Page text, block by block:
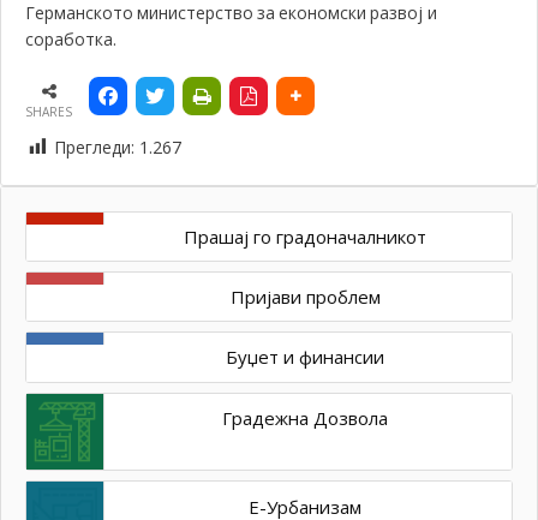
Германското министерство за економски развој и
соработка.
SHARES
Прегледи: 1.267
Прашај го градоначалникот
Пријави проблем
Буџет и финансии
Градежна Дозвола
Е-Урбанизам